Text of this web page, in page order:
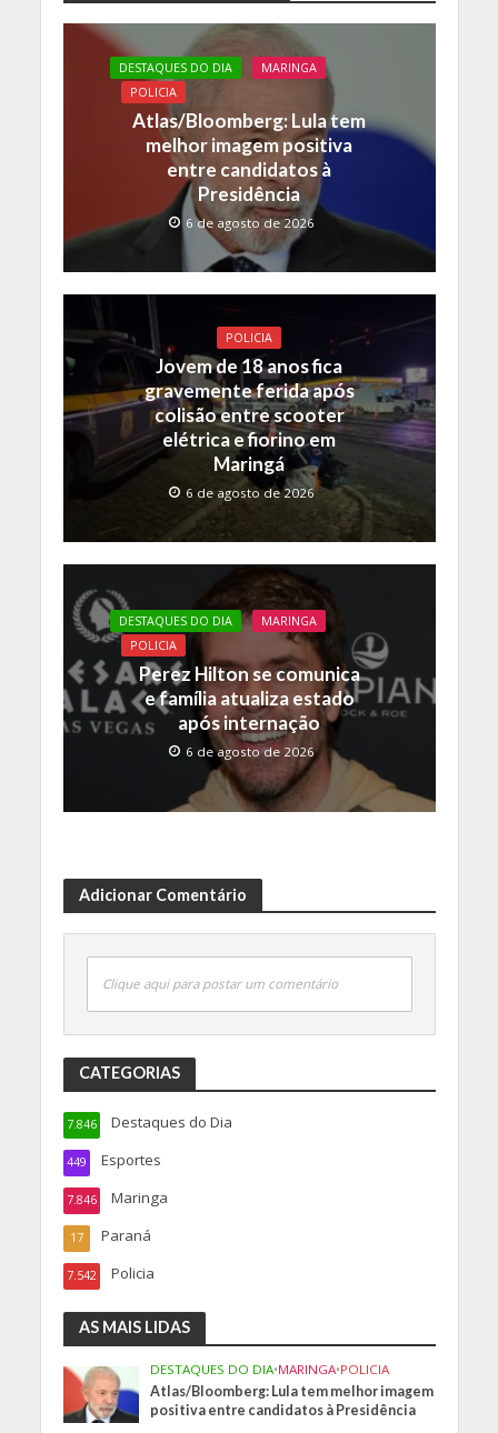
b
o
o
er s
A
p
p
y
Li
n
k
DESTAQUES DO DIA
MARINGA
POLICIA
Atlas/Bloomberg: Lula tem
melhor imagem positiva
entre candidatos à
Presidência
6 de agosto de 2026
POLICIA
Jovem de 18 anos fica
gravemente ferida após
colisão entre scooter
elétrica e fiorino em
Maringá
6 de agosto de 2026
DESTAQUES DO DIA
MARINGA
POLICIA
Perez Hilton se comunica
e família atualiza estado
após internação
6 de agosto de 2026
Adicionar Comentário
Clique aqui para postar um comentário
CATEGORIAS
Destaques do Dia
7.846
Esportes
449
Maringa
7.846
Paraná
17
Policia
7.542
AS MAIS LIDAS
DESTAQUES DO DIA•MARINGA•POLICIA
Atlas/Bloomberg: Lula tem melhor imagem
positiva entre candidatos à Presidência